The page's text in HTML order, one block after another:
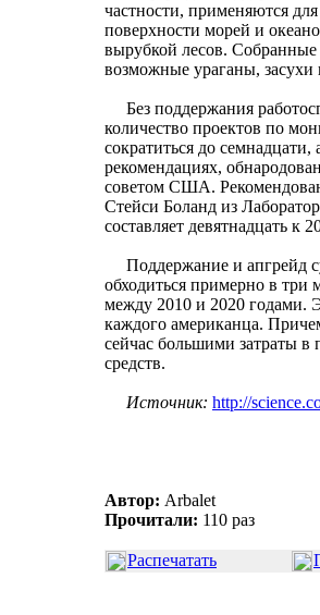
частности, применяются
поверхности морей и
вырубкой лесов.
возможные ураганы, засухи
Без поддержания
количество проектов по
сократиться до
рекомендациях,
советом США.
Стейси Боланд из
составляет девятнадцать к
Поддержание и апгрейд
обходиться примерно в
между 2010 и 2020 годами.
каждого американца.
сейчас большими затраты в
средств.
Источник: http://
Автор: Arbalet
Прочитали: 110 раз
Распечатать